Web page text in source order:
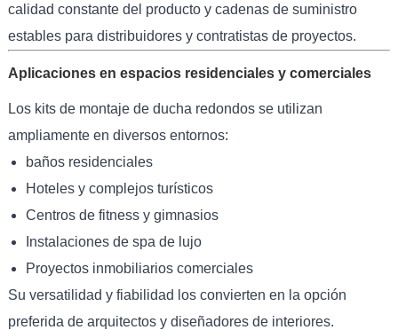
calidad constante del producto y cadenas de suministro
estables para distribuidores y contratistas de proyectos.
Aplicaciones en espacios residenciales y comerciales
Los kits de montaje de ducha redondos se utilizan
ampliamente en diversos entornos:
baños residenciales
Hoteles y complejos turísticos
Centros de fitness y gimnasios
Instalaciones de spa de lujo
Proyectos inmobiliarios comerciales
Su versatilidad y fiabilidad los convierten en la opción
preferida de arquitectos y diseñadores de interiores.